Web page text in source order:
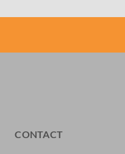
CONTACT